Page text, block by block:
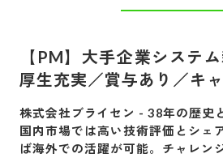
【PM】大手企業システ
厚生充実／賞与あり／キ
株式会社ブライセン - 38年の歴史
国内市場では高い技術評価とシェ
ば海外での活躍が可能。チャレン